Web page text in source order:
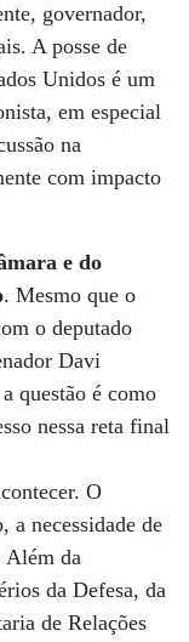
governador,
A posse de
Unidos é um
em especial
na
com impacto
e do
. Mesmo que o
o deputado
Davi
questão é como
nessa reta final
O
a necessidade de
Além da
da Defesa, da
de Relações